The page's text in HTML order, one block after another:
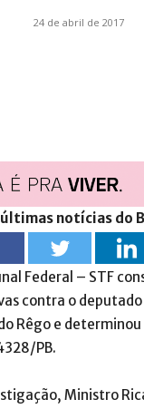
24 de abril de 2017
notícias do
Federal – STF
contra o deputado
Rêgo e
PB.
Ministro